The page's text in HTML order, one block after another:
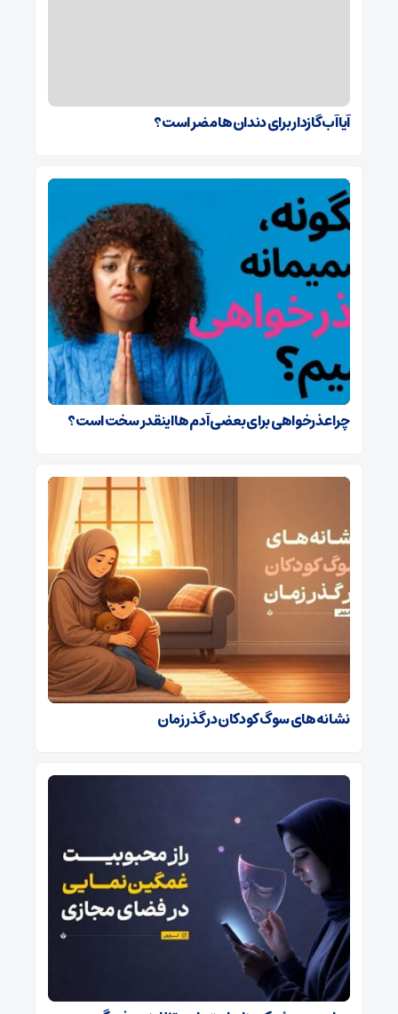
آیا آب گازدار برای دندان‌ها مضر است؟
چرا عذرخواهی برای بعضی آدم ها اینقدر سخت است؟
نشانه‌های سوگ کودکان در گذر زمان